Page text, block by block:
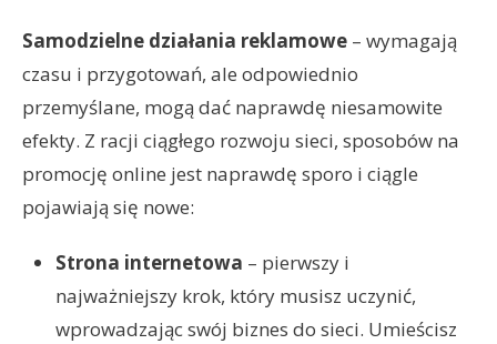
Samodzielne działania reklamowe – wymagają
czasu i przygotowań, ale odpowiednio
przemyślane, mogą dać naprawdę niesamowite
efekty. Z racji ciągłego rozwoju sieci, sposobów na
promocję online jest naprawdę sporo i ciągle
pojawiają się nowe:
Strona internetowa – pierwszy i
najważniejszy krok, który musisz uczynić,
wprowadzając swój biznes do sieci. Umieścisz